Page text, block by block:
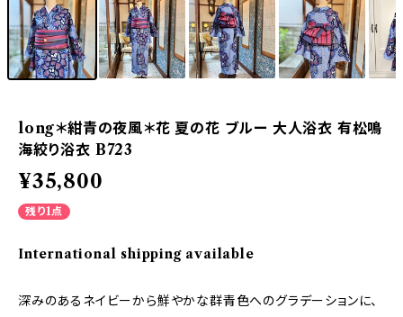
long＊紺青の夜風＊花 夏の花 ブルー 大人浴衣 有松鳴
海絞り浴衣 B723
¥35,800
残り1点
International shipping available
深みのあるネイビーから鮮やかな群青色へのグラデーションに、